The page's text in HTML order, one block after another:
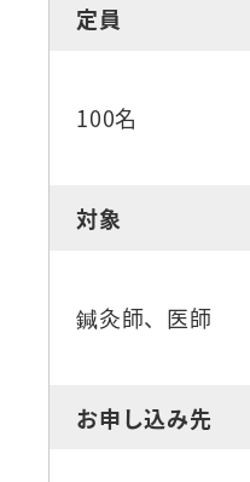
定員
100名
対象
鍼灸師、医師
お申し込み先